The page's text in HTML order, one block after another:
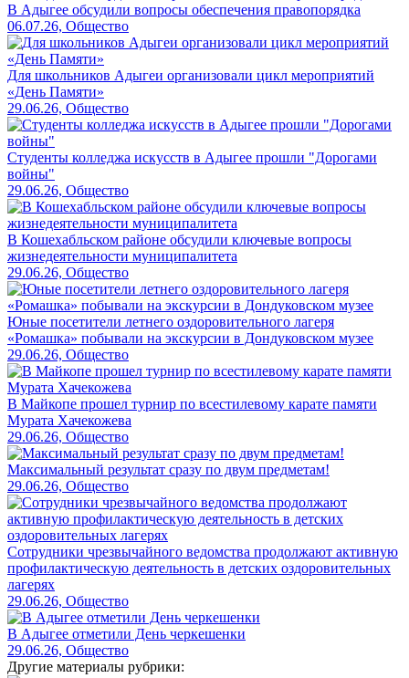
В Адыгее обсудили вопросы обеспечения правопорядка
06.07.26, Общество
Для школьников Адыгеи организовали цикл мероприятий
«День Памяти»
29.06.26, Общество
Студенты колледжа искусств в Адыгее прошли "Дорогами
войны"
29.06.26, Общество
В Кошехабльском районе обсудили ключевые вопросы
жизнедеятельности муниципалитета
29.06.26, Общество
Юные посетители летнего оздоровительного лагеря
«Ромашка» побывали на экскурсии в Дондуковском музее
29.06.26, Общество
В Майкопе прошел турнир по всестилевому карате памяти
Мурата Хачекожева
29.06.26, Общество
Максимальный результат сразу по двум предметам!
29.06.26, Общество
Сотрудники чрезвычайного ведомства продолжают активную
профилактическую деятельность в детских оздоровительных
лагерях
29.06.26, Общество
В Адыгее отметили День черкешенки
29.06.26, Общество
Другие материалы рубрики: